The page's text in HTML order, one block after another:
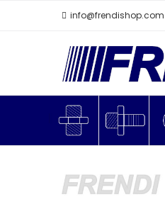
info@frendishop.com